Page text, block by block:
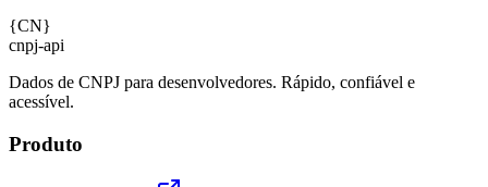
{CN}
cnpj-api
Dados de CNPJ para desenvolvedores. Rápido, confiável e
acessível.
Produto